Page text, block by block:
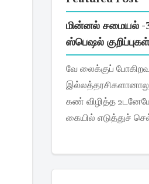
மின்னல் சமையல்
ஸ்பெஷல் குறிப்புகள்
வே லைக்குப்
கண் விழித்த
கையில் எடுத்துச்